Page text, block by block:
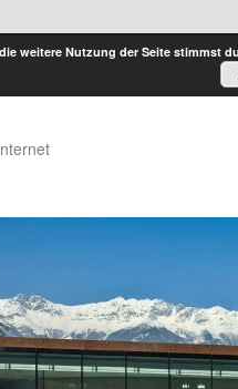
weitere Nutzung der Seite stimmst